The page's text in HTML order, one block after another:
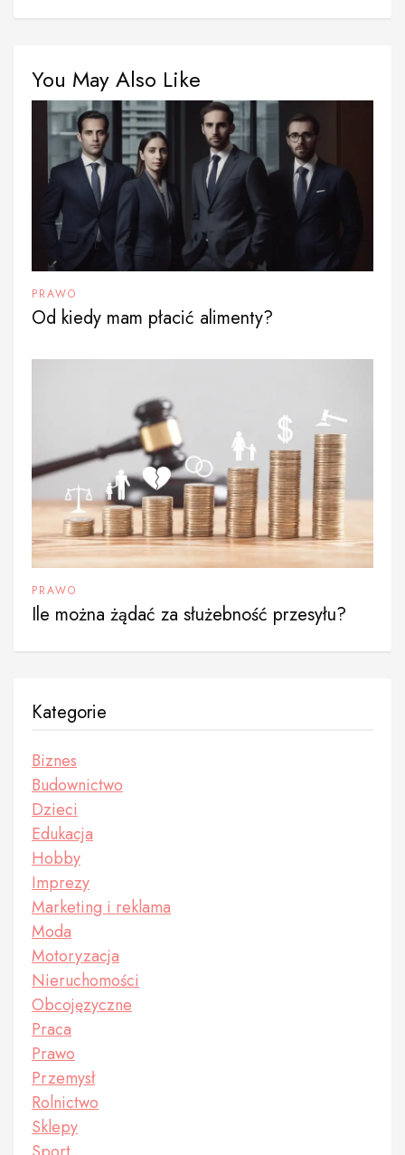
You May Also Like
PRAWO
Od kiedy mam płacić alimenty?
PRAWO
Ile można żądać za służebność przesyłu?
Kategorie
Biznes
Budownictwo
Dzieci
Edukacja
Hobby
Imprezy
Marketing i reklama
Moda
Motoryzacja
Nieruchomości
Obcojęzyczne
Praca
Prawo
Przemysł
Rolnictwo
Sklepy